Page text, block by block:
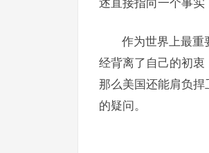
述直接指向一个事实
作为世界上最重
经背离了自己的初衷
那么美国还能肩负
的疑问。